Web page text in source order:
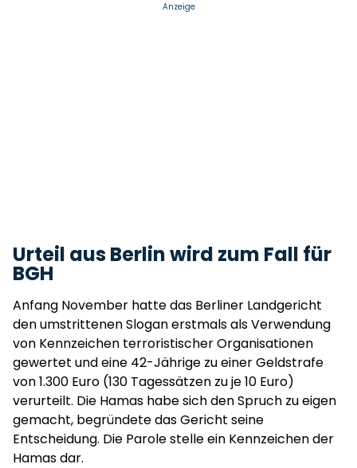
Anzeige
Urteil aus Berlin wird zum Fall für
BGH
Anfang November hatte das Berliner Landgericht
den umstrittenen Slogan erstmals als Verwendung
von Kennzeichen terroristischer Organisationen
gewertet und eine 42-Jährige zu einer Geldstrafe
von 1.300 Euro (130 Tagessätzen zu je 10 Euro)
verurteilt. Die Hamas habe sich den Spruch zu eigen
gemacht, begründete das Gericht seine
Entscheidung. Die Parole stelle ein Kennzeichen der
Hamas dar.